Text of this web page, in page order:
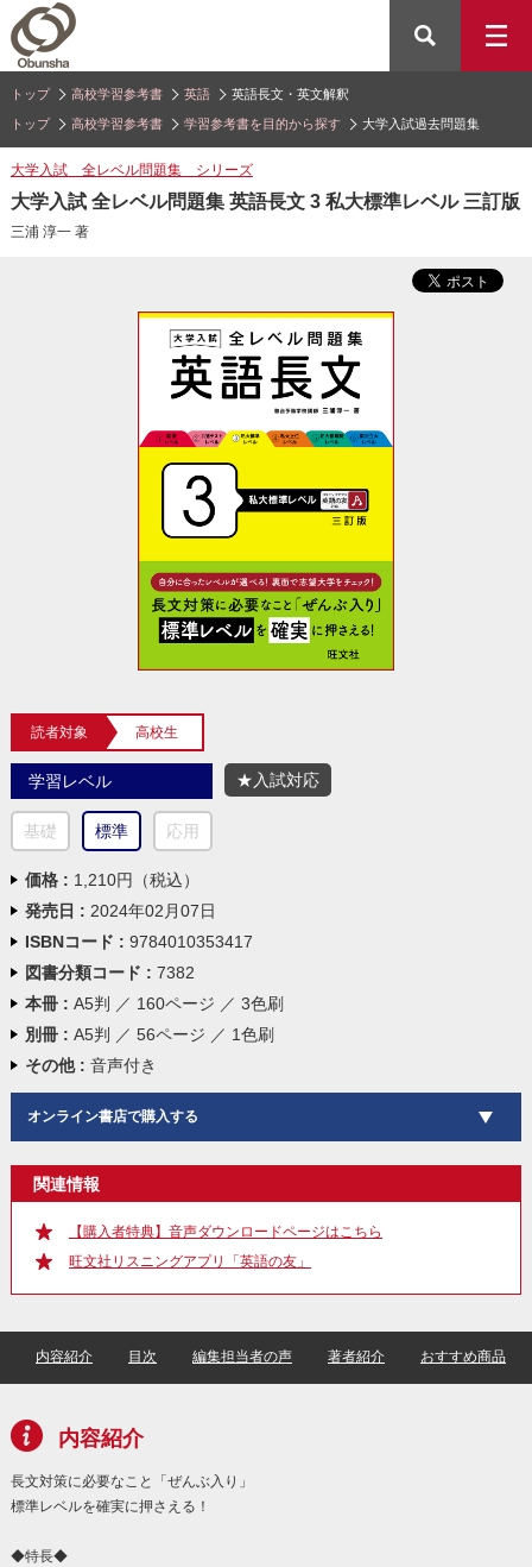
トップ 高校学習参考書 英語 英語長文・英文解釈
トップ 高校学習参考書 学習参考書を目的から探す 大学入試過去問題集
大学入試 全レベル問題集 シリーズ
大学入試 全レベル問題集 英語長文 3 私大標準レベル 三訂版
三浦 淳一 著
読者対象 高校生
学習レベル
基礎 標準 応用
★入試対応
価格 : 1,210円（税込）
発売日 : 2024年02月07日
ISBNコード : 9784010353417
図書分類コード : 7382
本冊 : A5判 ／ 160ページ ／ 3色刷
別冊 : A5判 ／ 56ページ ／ 1色刷
その他 : 音声付き
オンライン書店で購入する
関連情報
【購入者特典】音声ダウンロードページはこちら
旺文社リスニングアプリ「英語の友」
内容紹介 目次 編集担当者の声 著者紹介 おすすめ商品
内容紹介
長文対策に必要なこと「ぜんぶ入り」
標準レベルを確実に押さえる！
◆特長◆